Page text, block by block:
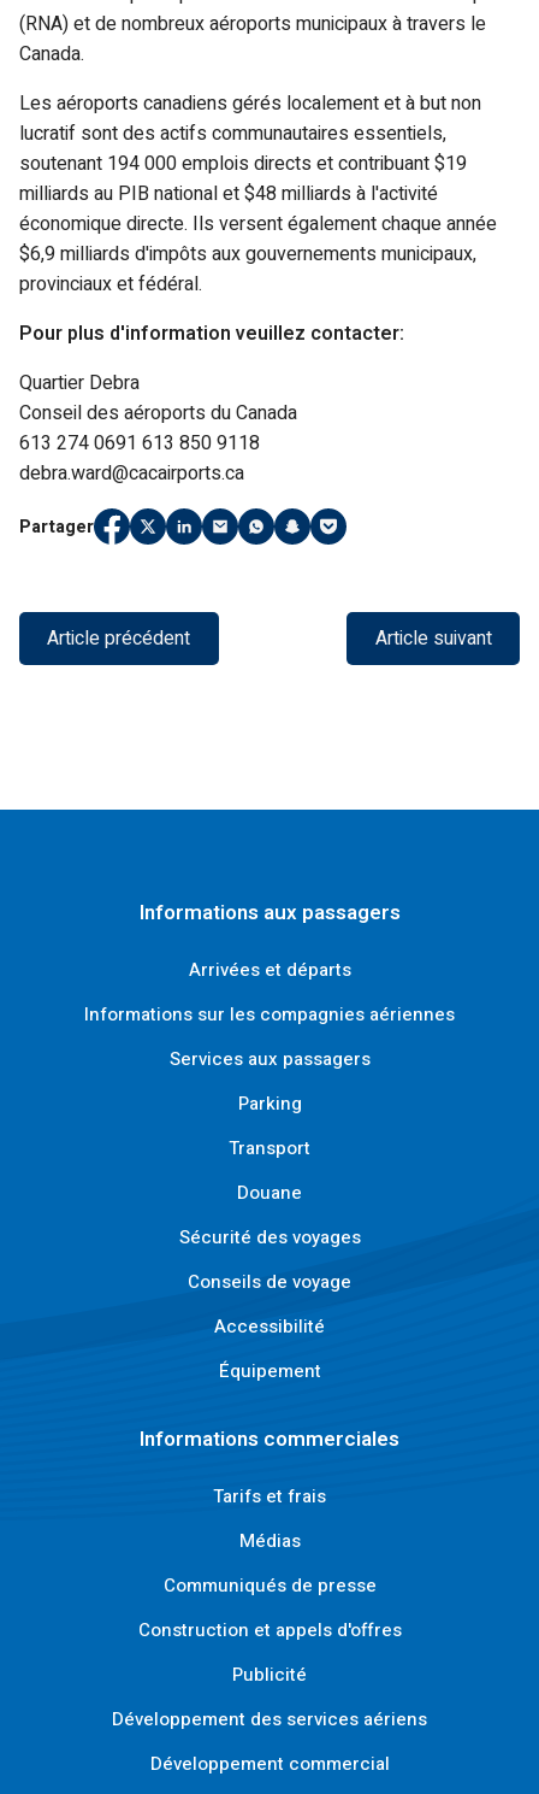
(RNA) et de nombreux aéroports municipaux à travers le
Canada.
Les aéroports canadiens gérés localement et à but non
lucratif sont des actifs communautaires essentiels,
soutenant 194 000 emplois directs et contribuant $19
milliards au PIB national et $48 milliards à l'activité
économique directe. Ils versent également chaque année
$6,9 milliards d'impôts aux gouvernements municipaux,
provinciaux et fédéral.
Pour plus d'information veuillez contacter:
Quartier Debra
Conseil des aéroports du Canada
613 274 0691 613 850 9118
debra.ward@cacairports.ca
Partager
Partager
(Link opens in new window)
Partager
(Link opens in new window)
Partager
(Link opens in new window)
Partager
mail
(Link opens in new window)
Partager
(Link opens in new window)
Partager
(Link opens in new window)
Partager
(Link opens in new
Article précédent Article suivant
Informations aux passagers
Arrivées et départs
Informations sur les compagnies aériennes
Services aux passagers
Parking
Transport
Douane
Sécurité des voyages
Conseils de voyage
Accessibilité
Équipement
Informations commerciales
Tarifs et frais
Médias
Communiqués de presse
Construction et appels d'offres
Publicité
Développement des services aériens
Développement commercial